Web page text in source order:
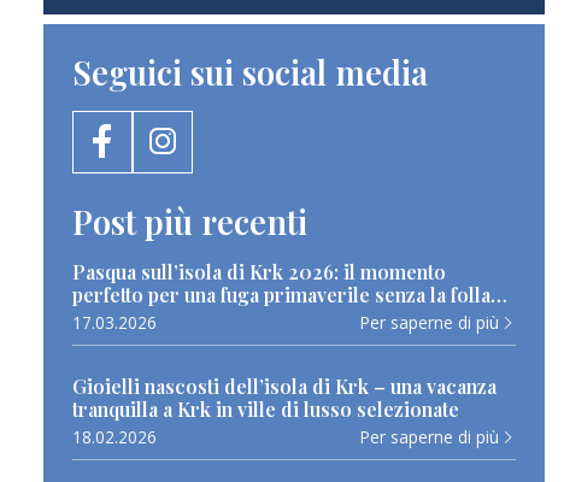
Seguici sui social media
Post più recenti
Pasqua sull’isola di Krk 2026: il momento
perfetto per una fuga primaverile senza la folla
estiva
17.03.2026 Per saperne di più
Gioielli nascosti dell’isola di Krk – una vacanza
tranquilla a Krk in ville di lusso selezionate
18.02.2026 Per saperne di più